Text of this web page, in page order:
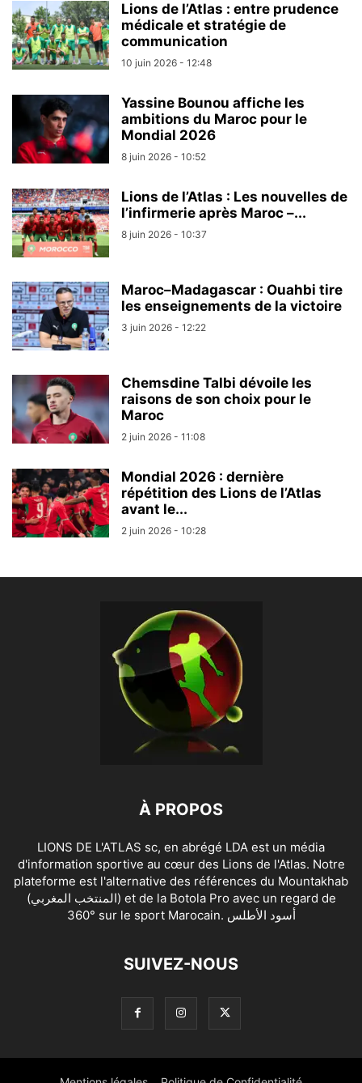
Lions de l’Atlas : entre prudence
médicale et stratégie de
communication
10 juin 2026 - 12:48
Yassine Bounou affiche les
ambitions du Maroc pour le
Mondial 2026
8 juin 2026 - 10:52
Lions de l’Atlas : Les nouvelles de
l’infirmerie après Maroc –...
8 juin 2026 - 10:37
Maroc–Madagascar : Ouahbi tire
les enseignements de la victoire
3 juin 2026 - 12:22
Chemsdine Talbi dévoile les
raisons de son choix pour le
Maroc
2 juin 2026 - 11:08
Mondial 2026 : dernière
répétition des Lions de l’Atlas
avant le...
2 juin 2026 - 10:28
À PROPOS
LIONS DE L'ATLAS sc, en abrégé LDA est un média
d'information sportive au cœur des Lions de l'Atlas. Notre
plateforme est l'alternative des références du Mountakhab
(المنتخب المغربي) et de la Botola Pro avec un regard de
360° sur le sport Marocain. أسود الأطلس
SUIVEZ-NOUS